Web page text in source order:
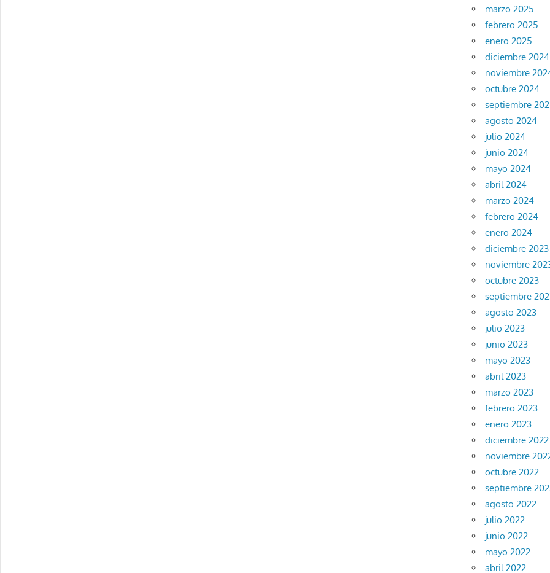
marzo 2025
febrero 2025
enero 2025
diciembre 2024
noviembre
octubre 2024
septiembre
agosto 2024
julio 2024
junio 2024
mayo 2024
abril 2024
marzo 2024
febrero 2024
enero 2024
diciembre 2023
noviembre
octubre 2023
septiembre
agosto 2023
julio 2023
junio 2023
mayo 2023
abril 2023
marzo 2023
febrero 2023
enero 2023
diciembre 2022
noviembre
octubre 2022
septiembre
agosto 2022
julio 2022
junio 2022
mayo 2022
abril 2022